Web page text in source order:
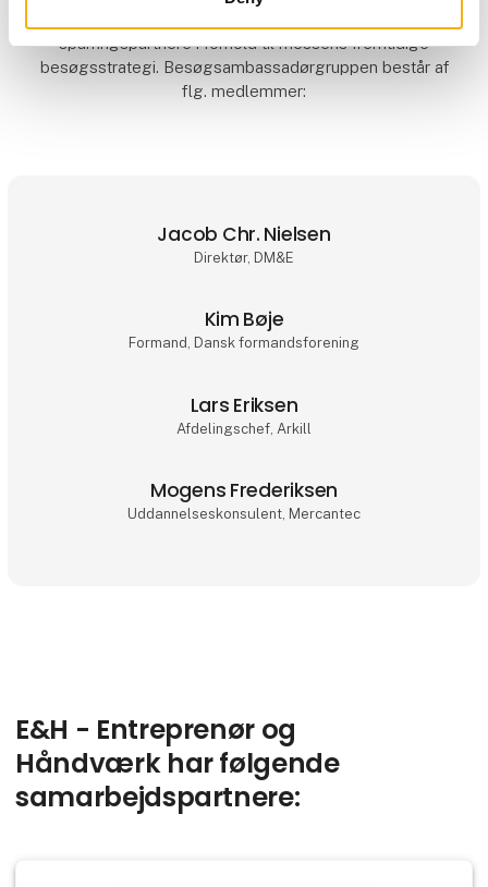
sparringspartnere i forhold til messens fremtidige
besøgsstrategi. Besøgsambassadørgruppen består af
flg. medlemmer:
Jacob Chr. Nielsen
Direktør, DM&E
Kim Bøje
Formand, Dansk formandsforening
Lars Eriksen
Afdelingschef, Arkill
Mogens Frederiksen
Uddannelseskonsulent, Mercantec
E&H - Entreprenør og
Håndværk har følgende
samarbejdspartnere: